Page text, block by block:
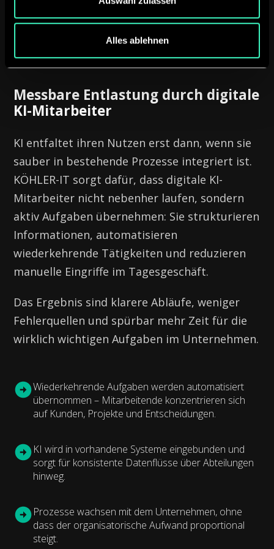
Alles ablehnen
Jetzt Beratungsgespräch vereinbaren
Messbare Entlastung durch digitale
KI-Mitarbeiter
KI entfaltet ihren Nutzen erst dann, wenn sie
sauber in bestehende Prozesse integriert ist.
KÖHLER-IT sorgt dafür, dass digitale KI-
Mitarbeiter nicht nebenher laufen, sondern
aktiv Aufgaben übernehmen: Sie strukturieren
Informationen, automatisieren
wiederkehrende Tätigkeiten und reduzieren
manuelle Eingriffe im Tagesgeschäft.
Das Ergebnis sind klarere Abläufe, weniger
Fehlerquellen und spürbar mehr Zeit für die
wirklich wichtigen Aufgaben im Unternehmen.
Wiederkehrende Aufgaben werden automatisiert
übernommen – Mitarbeitende konzentrieren sich
auf Kunden, Projekte und Entscheidungen.
KI wird in vorhandene Systeme eingebunden und
sorgt für konsistente Datenflüsse über Abteilungen
hinweg.
Prozesse wachsen mit dem Unternehmen, ohne
dass der organisatorische Aufwand proportional
steigt.